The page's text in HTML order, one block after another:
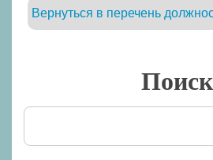
Вернуться в перечень
Поиск